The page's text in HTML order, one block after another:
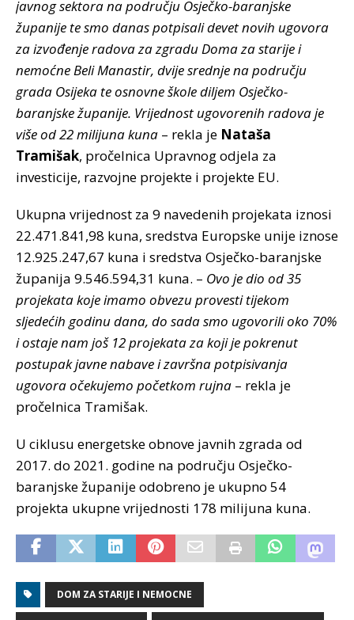
javnog sektora na području Osječko-baranjske
županije te smo danas potpisali devet novih ugovora
za izvođenje radova za zgradu Doma za starije i
nemoćne Beli Manastir, dvije srednje na području
grada Osijeka te osnovne škole diljem Osječko-
baranjske županije. Vrijednost ugovorenih radova je
više od 22 milijuna kuna – rekla je Nataša
Tramišak, pročelnica Upravnog odjela za
investicije, razvojne projekte i projekte EU.
Ukupna vrijednost za 9 navedenih projekata iznosi
22.471.841,98 kuna, sredstva Europske unije iznose
12.925.247,67 kuna i sredstva Osječko-baranjske
županija 9.546.594,31 kuna. – Ovo je dio od 35
projekata koje imamo obvezu provesti tijekom
sljedećih godinu dana, do sada smo ugovorili oko 70%
i ostaje nam još 12 projekata za koji je pokrenut
postupak javne nabave i završna potpisivanja
ugovora očekujemo početkom rujna – rekla je
pročelnica Tramišak.
U ciklusu energetske obnove javnih zgrada od
2017. do 2021. godine na području Osječko-
baranjske županije odobreno je ukupno 54
projekta ukupne vrijednosti 178 milijuna kuna.
DOM ZA STARIJE I NEMOCNE